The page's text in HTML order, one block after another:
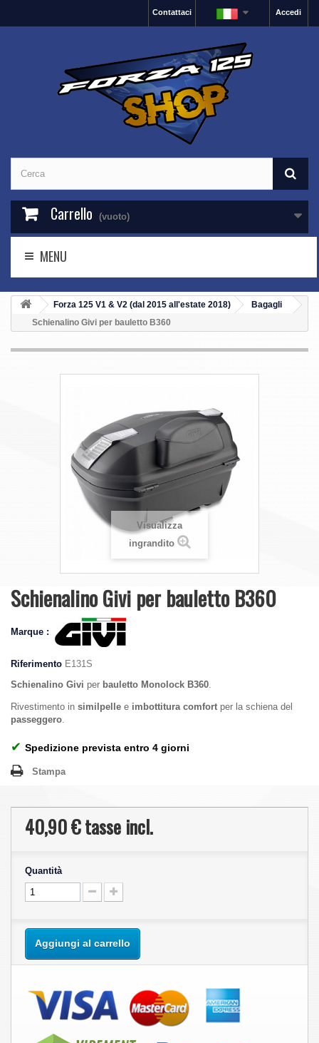
Accedi
Contattaci
Carrello (vuoto)
MENU
Forza 125 V1 & V2 (dal 2015 all'estate 2018)
Bagagli
Schienalino Givi per bauletto B360
Visualizza
ingrandito
Schienalino Givi per bauletto B360
Marque :
Riferimento E131S
Schienalino Givi per bauletto Monolock B360.
Rivestimento in similpelle e imbottitura comfort per la schiena del
passeggero.
✔ Spedizione prevista entro 4 giorni
Stampa
40,90 €tasse incl.
Quantità
Aggiungi al carrello